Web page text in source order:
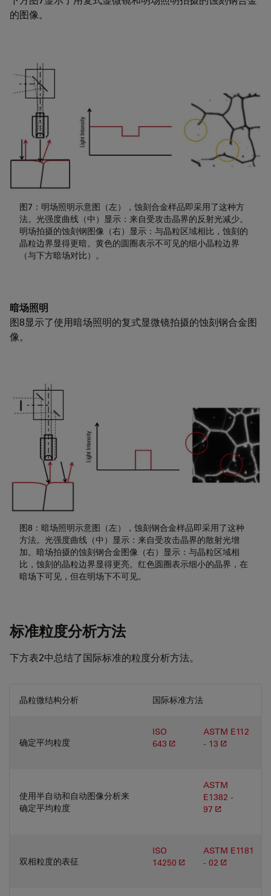
的图像。
图7：明场照明示意图（左），蚀刻合金样品即采用了这种方
法。光强度曲线（中）显示：来自受攻击晶界的反射光减少。
明场拍摄的蚀刻钢图像（右）显示：与晶粒区域相比，蚀刻的
晶粒边界显得更暗。黄色的圆圈表示不可见的细小晶粒边界
（与下方暗场对比）。
暗场照明
图8显示了使用暗场照明的复式显微镜拍摄的蚀刻钢合金图
像。
图8：暗场照明示意图（左），蚀刻钢合金样品即采用了这种
方法。光强度曲线（中）显示：来自受攻击晶界的散射光增
加。暗场拍摄的蚀刻钢合金图像（右）显示：与晶粒区域相
比，蚀刻的晶粒边界显得更亮。红色圆圈表示细小的晶界，在
暗场下可见，但在明场下不可见。
标准粒度分析方法
下方表2中总结了国际标准的粒度分析方法。
晶粒微结构分析 国际标准方法
确定平均粒度
ISO
643
ASTM E112
- 13
使用半自动和自动图像分析来
确定平均粒度
ASTM
E1382 -
97
双相粒度的表征
ISO
14250
ASTM E1181
- 02